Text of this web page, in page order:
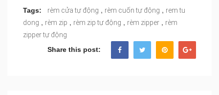
Tags: rèm cửa tự động , rèm cuốn tự động , rem tu
dong , rèm zip , rèm zip tự động , rèm zipper , rèm
zipper tự động
Share this post: